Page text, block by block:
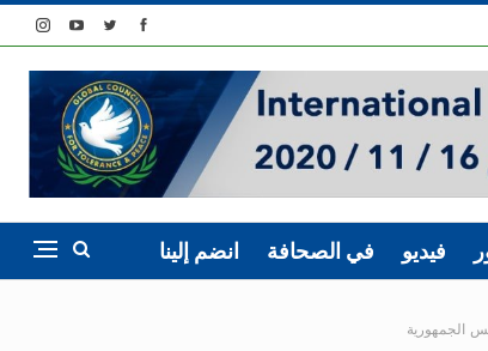
فيديو في الصحافة انضم إلينا
الجمهورية